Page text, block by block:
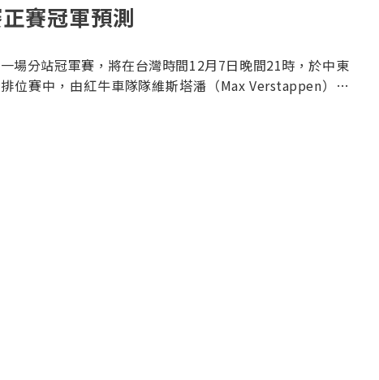
賽冠軍預測
場分站冠軍賽，將在台灣時間12月7日晚間21時，於中東
位賽中，由紅牛車隊隊維斯塔潘（Max Verstappen）以
首位將牽動年度冠軍動向，戰況將會如何發展，瘋狂小